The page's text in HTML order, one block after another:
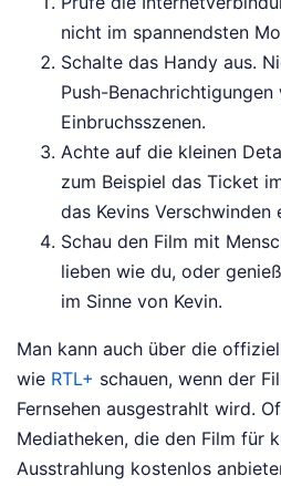
nicht im spannendsten
Schalte das Handy aus.
Push-
Einbruchsszenen.
Achte auf die kleinen
zum Beispiel das Ticket
das Kevins
Schau den Film mit
lieben wie du, oder
im Sinne von Kevin.
Man kann auch über die
wie RTL+ schauen, wenn der
Fernsehen ausgestrahlt wird.
Mediatheken, die den Film für
Ausstrahlung kostenlos